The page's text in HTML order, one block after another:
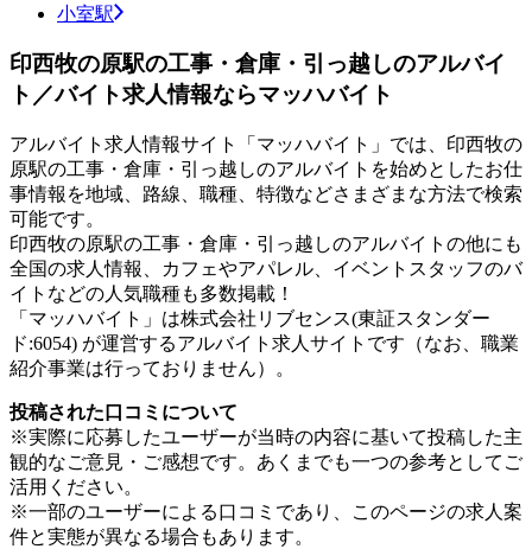
小室駅
印西牧の原駅の工事・倉庫・引っ越しのアルバイ
ト／バイト求人情報ならマッハバイト
アルバイト求人情報サイト「マッハバイト」では、印西牧の
原駅の工事・倉庫・引っ越しのアルバイトを始めとしたお仕
事情報を地域、路線、職種、特徴などさまざまな方法で検索
可能です。
印西牧の原駅の工事・倉庫・引っ越しのアルバイトの他にも
全国の求人情報、カフェやアパレル、イベントスタッフのバ
イトなどの人気職種も多数掲載！
「マッハバイト」は株式会社リブセンス(東証スタンダー
ド:6054) が運営するアルバイト求人サイトです（なお、職業
紹介事業は行っておりません）。
投稿された口コミについて
※実際に応募したユーザーが当時の内容に基いて投稿した主
観的なご意見・ご感想です。あくまでも一つの参考としてご
活用ください。
※一部のユーザーによる口コミであり、このページの求人案
件と実態が異なる場合もあります。